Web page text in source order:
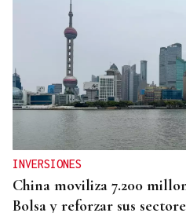
INVERSIONES
China moviliza 7.200
Bolsa y reforzar sus